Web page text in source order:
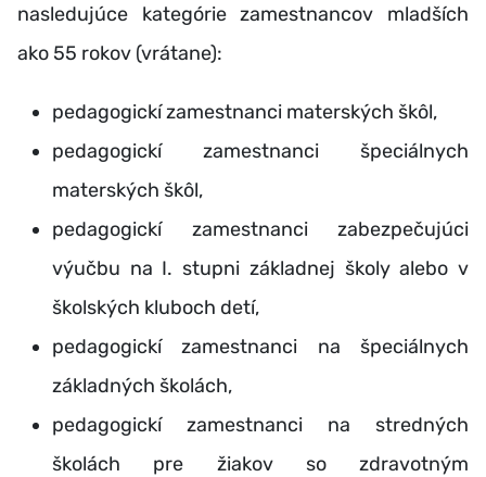
nasledujúce kategórie zamestnancov mladších
ako 55 rokov (vrátane):
pedagogickí zamestnanci materských škôl,
pedagogickí zamestnanci špeciálnych
materských škôl,
pedagogickí zamestnanci zabezpečujúci
výučbu na I. stupni základnej školy alebo v
školských kluboch detí,
pedagogickí zamestnanci na špeciálnych
základných školách,
pedagogickí zamestnanci na stredných
školách pre žiakov so zdravotným